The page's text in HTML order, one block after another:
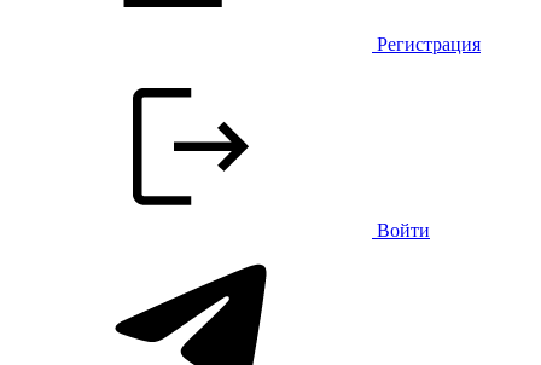
Регистрация
Войти